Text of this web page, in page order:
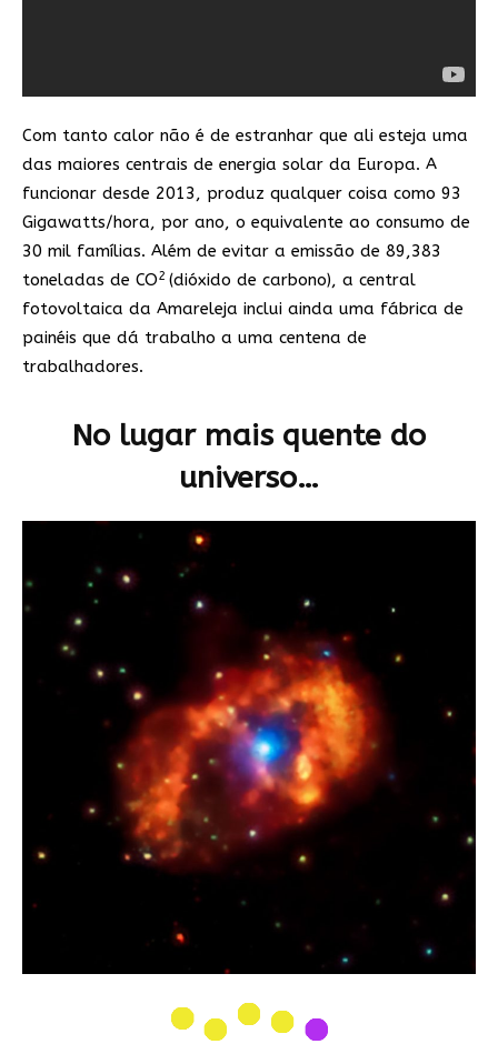
Com tanto calor não é de estranhar que ali esteja uma
das maiores centrais de energia solar da Europa. A
funcionar desde 2013, produz qualquer coisa como 93
Gigawatts/hora, por ano, o equivalente ao consumo de
30 mil famílias. Além de evitar a emissão de 89,383
toneladas de CO2 (dióxido de carbono), a central
fotovoltaica da Amareleja inclui ainda uma fábrica de
painéis que dá trabalho a uma centena de
trabalhadores.
No lugar mais quente do
universo…